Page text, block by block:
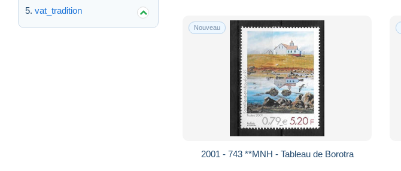
vat_tradition
Nouveau
2001 - 743 **MNH - Tableau de Borotra